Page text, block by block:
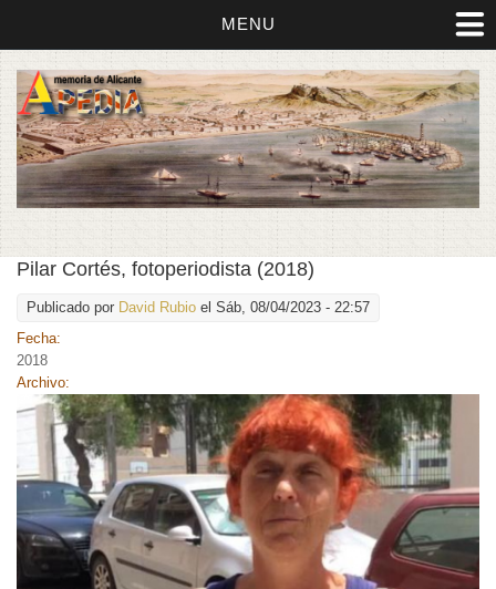
MENU
Pilar Cortés, fotoperiodista (2018)
Publicado por David Rubio el Sáb, 08/04/2023 - 22:57
Fecha:
2018
Archivo: